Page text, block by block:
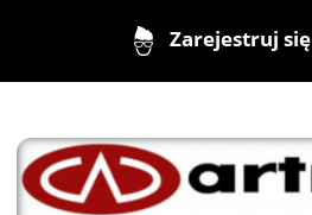
Zarejestruj się